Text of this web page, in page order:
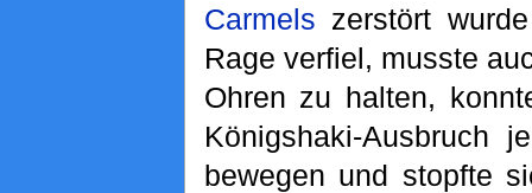
Carmels zerstört
Rage verfiel, musste
Ohren zu halten,
Königshaki-Ausbruch
bewegen und stopfte